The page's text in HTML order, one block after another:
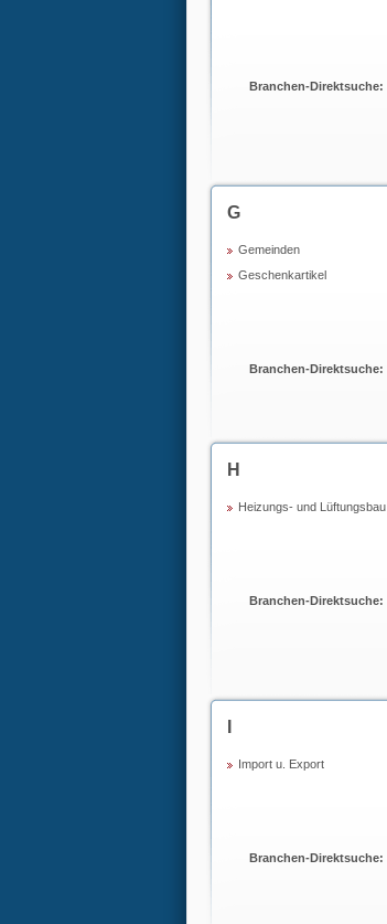
Branchen-Direktsuche:
G
Gemeinden
Geschenkartikel
Branchen-Direktsuche:
H
Heizungs- und Lüftungsbau
Branchen-Direktsuche:
Import u. Export
Branchen-Direktsuche: